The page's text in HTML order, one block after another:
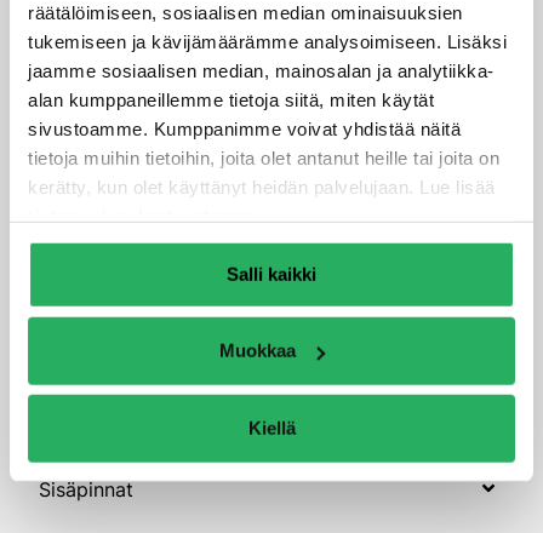
räätälöimiseen, sosiaalisen median ominaisuuksien
tukemiseen ja kävijämäärämme analysoimiseen. Lisäksi
jaamme sosiaalisen median, mainosalan ja analytiikka-
alan kumppaneillemme tietoja siitä, miten käytät
sivustoamme. Kumppanimme voivat yhdistää näitä
tietoja muihin tietoihin, joita olet antanut heille tai joita on
kerätty, kun olet käyttänyt heidän palvelujaan. Lue lisää
Salli kaikki
Muokkaa
Kiellä
Julkisivut
Kosteudenhallinta ja sisäilma
Injektointituotteet
Kalsiumsilikaattilevyjärjestelmät
Kapillaarisen vedennousun katkaiseminen
Laastit ja tasoitteet
Rakenteen vedentiivistys
Sisäilmakorjaustuote
Sisäpinnat